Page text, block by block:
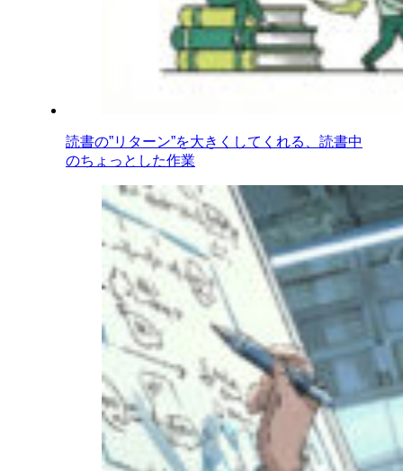
読書の”リターン”を大きくしてくれる、読書中
のちょっとした作業